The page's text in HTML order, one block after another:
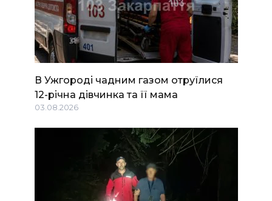
В Ужгороді чадним газом отруїлися
12-річна дівчинка та її мама
03.08.2026